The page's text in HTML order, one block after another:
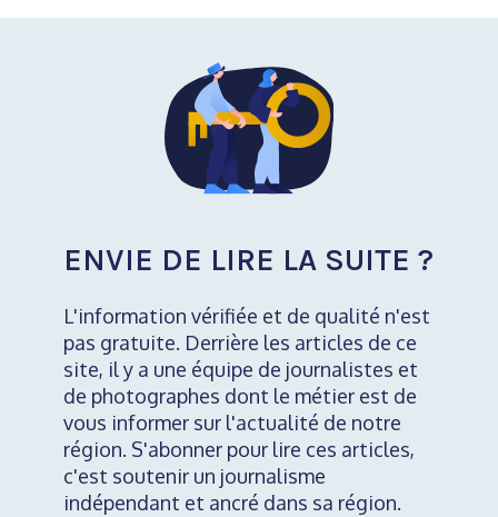
ENVIE DE LIRE LA SUITE ?
L'information vérifiée et de qualité n'est
pas gratuite. Derrière les articles de ce
site, il y a une équipe de journalistes et
de photographes dont le métier est de
vous informer sur l'actualité de notre
région. S'abonner pour lire ces articles,
c'est soutenir un journalisme
indépendant et ancré dans sa région.